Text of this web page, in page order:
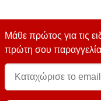
Μάθε πρώτος για τις
πρώτη σου